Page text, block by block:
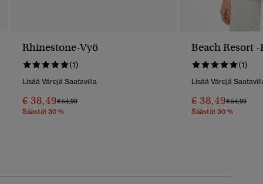
Rhinestone-Vyö
(1)
Lisää Värejä Saatavilla
€ 38,49Hinta Alennettu Hinnasta
€ 54,99Hintaan
Säästät 30 %
Beach Resort
(1)
Lisää Värejä
€ 38,49Hinta
€ 54,99
Säästät 30 %